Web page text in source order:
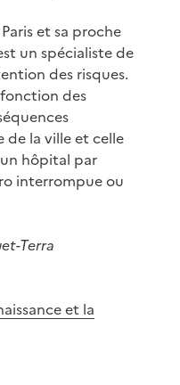
et sa proche
un spécialiste de
des risques.
fonction des
de la ville et celle
hôpital par
interrompue ou
Terra
et la